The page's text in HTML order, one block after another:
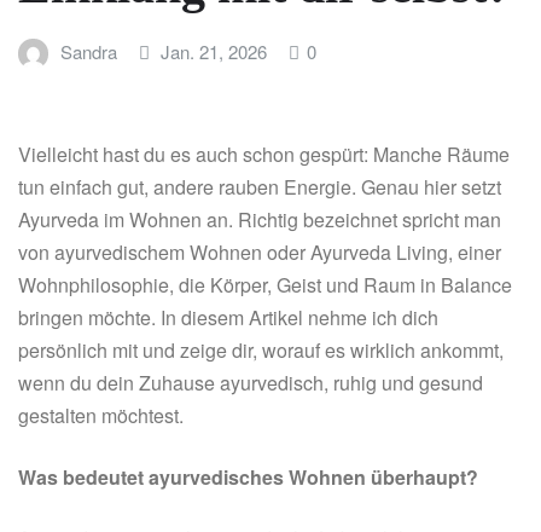
Sandra Jan. 21, 2026 0
Vielleicht hast du es auch schon gespürt: Manche Räume
tun einfach gut, andere rauben Energie. Genau hier setzt
Ayurveda im Wohnen an. Richtig bezeichnet spricht man
von ayurvedischem Wohnen oder Ayurveda Living, einer
Wohnphilosophie, die Körper, Geist und Raum in Balance
bringen möchte. In diesem Artikel nehme ich dich
persönlich mit und zeige dir, worauf es wirklich ankommt,
wenn du dein Zuhause ayurvedisch, ruhig und gesund
gestalten möchtest.
Was bedeutet ayurvedisches Wohnen überhaupt?